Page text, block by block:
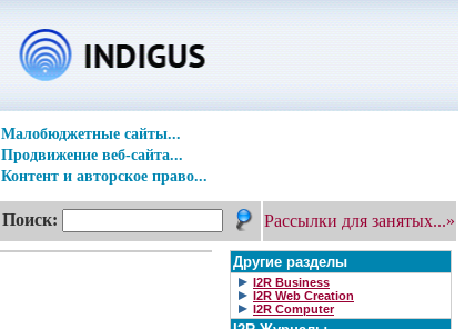
Малобюджетные сайты...
Продвижение веб-сайта...
Контент и авторское право...
Поиск: Рассылки для занятых...»
Другие разделы
I2R Business
I2R Web Creation
I2R Computer